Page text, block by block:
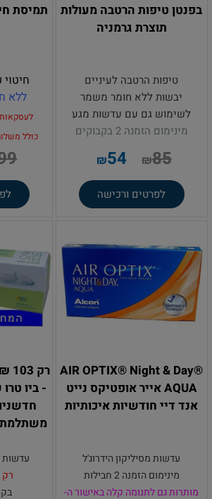
בפנטן טיפות הרטבה מעולות
תוצרת גרמניה
טיפות הרטבה לעיניים
יבשות ללא חומר משמר
לשימוש גם עם עדשות מגע
מינימום הזמנה 2 בקבוקים
₪85
₪54
לפרטים ורכישה
תמיסת
ללא
לעסקאות
כולל
AIR OPTIX® Night & Day®
AQUA אייר אופטיקס נייט
אנד דיי חודשיות איכותיות
עדשות מסיליקון הידרוג'ל
מינימום הזמנה 2 חבילות
מותרות גם לתנומה קלהבאישור ה-
- ביו
משתלמת
עדשות
רק 103 ₪ לחבילה